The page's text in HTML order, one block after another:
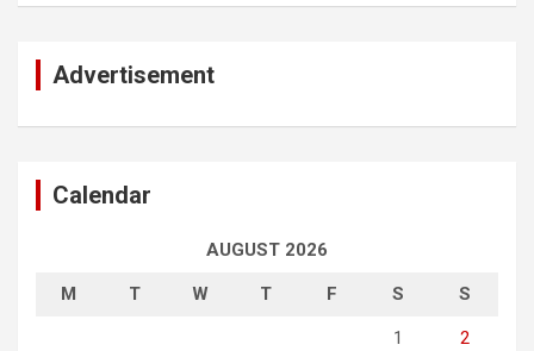
Advertisement
Calendar
AUGUST 2026
M T W T F S S
1 2